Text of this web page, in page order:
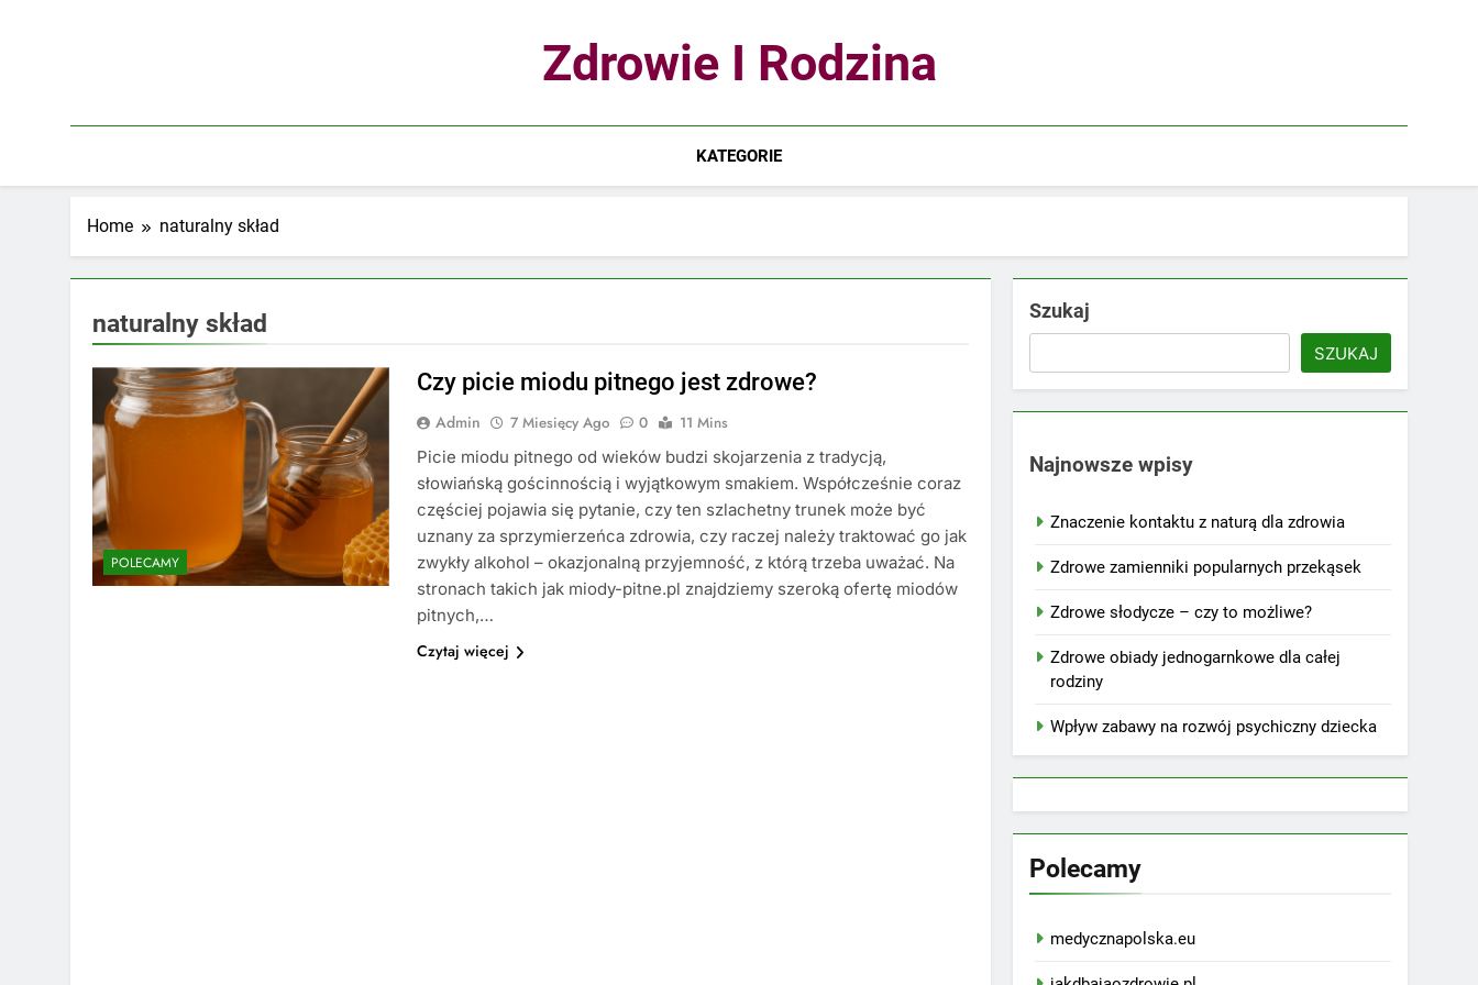
Zdrowie I Rodzina
KATEGORIE
Home naturalny skład
naturalny skład
POLECAMY
Czy picie miodu pitnego jest zdrowe?
Admin 7 Miesięcy Ago 0
11 Mins
Picie miodu pitnego od wieków budzi skojarzenia z tradycją,
słowiańską gościnnością i wyjątkowym smakiem. Współcześnie coraz
częściej pojawia się pytanie, czy ten szlachetny trunek może być
uznany za sprzymierzeńca zdrowia, czy raczej należy traktować go jak
zwykły alkohol – okazjonalną przyjemność, z którą trzeba uważać. Na
stronach takich jak miody-pitne.pl znajdziemy szeroką ofertę miodów
pitnych,…
Czytaj więcej
Szukaj
SZUKAJ
Najnowsze wpisy
Znaczenie kontaktu z naturą dla zdrowia
Zdrowe zamienniki popularnych przekąsek
Zdrowe słodycze – czy to możliwe?
Zdrowe obiady jednogarnkowe dla całej
rodziny
Wpływ zabawy na rozwój psychiczny dziecka
Polecamy
medycznapolska.eu